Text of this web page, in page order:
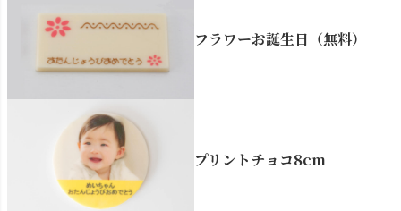
フラワーお誕生日（無料）
プリントチョコ8cm